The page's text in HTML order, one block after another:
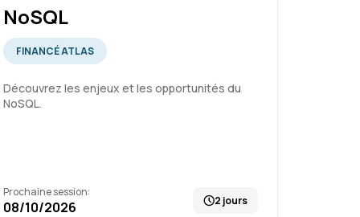
Le 26/06/2026
pas mal de pratique et de bons
très à l'écoute et qui n'oublie jamais
NoSQL
FINANCÉ ATLAS
Découvrez les enjeux et les opportunités du
NoSQL.
Prochaine session:
08/10/2026 2 jours